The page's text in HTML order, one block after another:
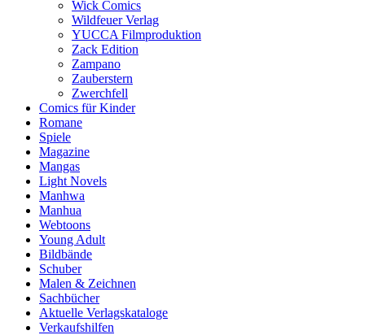
Wick Comics
Wildfeuer Verlag
YUCCA Filmproduktion
Zack Edition
Zampano
Zauberstern
Zwerchfell
Comics für Kinder
Romane
Spiele
Magazine
Mangas
Light Novels
Manhwa
Manhua
Webtoons
Young Adult
Bildbände
Schuber
Malen & Zeichnen
Sachbücher
Aktuelle Verlagskataloge
Verkaufshilfen